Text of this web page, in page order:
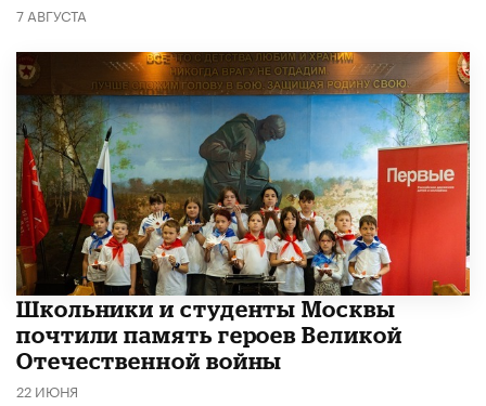
7 АВГУСТА
Школьники и студенты Москвы
почтили память героев Великой
Отечественной войны
22 ИЮНЯ